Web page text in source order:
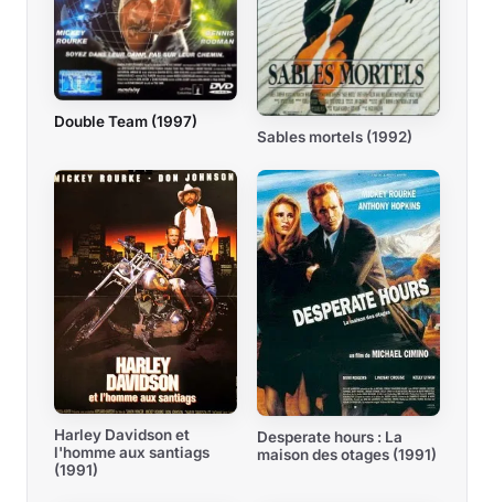
Double Team (1997)
Sables mortels (1992)
Harley Davidson et
l'homme aux santiags
(1991)
Desperate hours : La
maison des otages (1991)